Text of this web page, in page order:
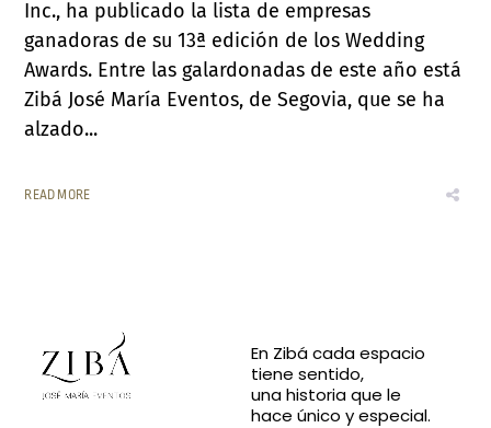
Inc., ha publicado la lista de empresas
ganadoras de su 13ª edición de los Wedding
Awards. Entre las galardonadas de este año está
Zibá José María Eventos, de Segovia, que se ha
alzado...
READ MORE
En Zibá cada espacio
tiene sentido,
una historia que le
hace único y especial.